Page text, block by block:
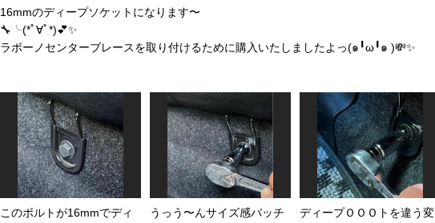
16mmのディープソケットになります〜
🔧╰(*ﾟ∀ﾟ*)💕✨
ラボーノセンターブレースを取り付けるために購入いたしましたよっ(๑╹ω╹๑ )💸✨
このボルトが16mmでディ
うっう〜んサイズ感バッチ
ディープＯＯＯトを違う変